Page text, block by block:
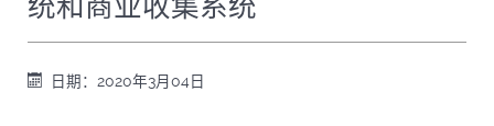
统和商业收集系统
日期：2020年3月04日